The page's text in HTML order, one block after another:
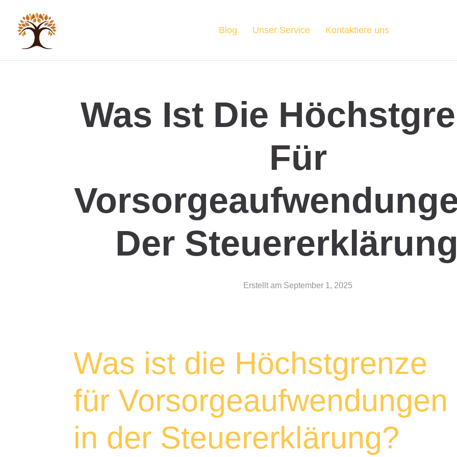
Blog Unser Service Kontaktiere uns
Was Ist Die
Für
Der
Erstellt am September 1, 2025
Was ist die Höchstgrenze
für Vorsorgeaufwendungen
in der Steuererklärung?